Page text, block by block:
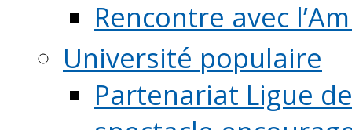
Rencontre avec
Université populaire
Partenariat Ligue